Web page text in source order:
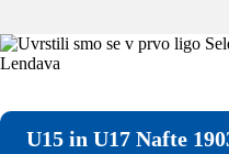
U15 in U17 Nafte